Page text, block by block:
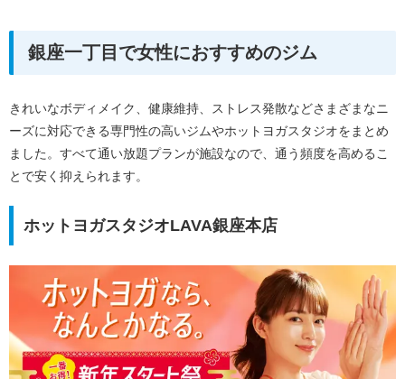
銀座一丁目で女性におすすめのジム
きれいなボディメイク、健康維持、ストレス発散などさまざまなニ
ーズに対応できる専門性の高いジムやホットヨガスタジオをまとめ
ました。すべて通い放題プランが施設なので、通う頻度を高めるこ
とで安く抑えられます。
ホットヨガスタジオLAVA銀座本店